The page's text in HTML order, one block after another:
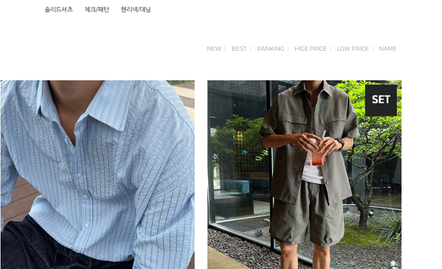
솔리드셔츠 체크/패턴 헨리넥/데님
NEW BEST RANKING HIGE PRICE LOW PRICE NAME